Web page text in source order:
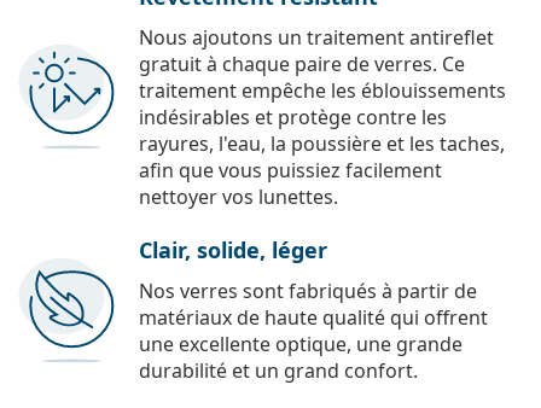
Nous ajoutons un traitement antireflet
gratuit à chaque paire de verres. Ce
traitement empêche les éblouissements
indésirables et protège contre les
rayures, l'eau, la poussière et les taches,
afin que vous puissiez facilement
nettoyer vos lunettes.
Clair, solide, léger
Nos verres sont fabriqués à partir de
matériaux de haute qualité qui offrent
une excellente optique, une grande
durabilité et un grand confort.